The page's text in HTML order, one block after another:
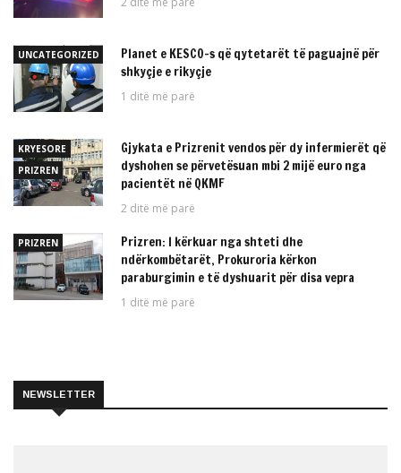
UNCATEGORIZED
Planet e KESCO-s që qytetarët të paguajnë për
shkyçje e rikyçje
1 ditë më parë
KRYESORE
PRIZREN
Gjykata e Prizrenit vendos për dy infermierët që
dyshohen se përvetësuan mbi 2 mijë euro nga
pacientët në QKMF
2 ditë më parë
PRIZREN
Prizren: I kërkuar nga shteti dhe
ndërkombëtarët, Prokuroria kërkon
paraburgimin e të dyshuarit për disa vepra
1 ditë më parë
NEWSLETTER